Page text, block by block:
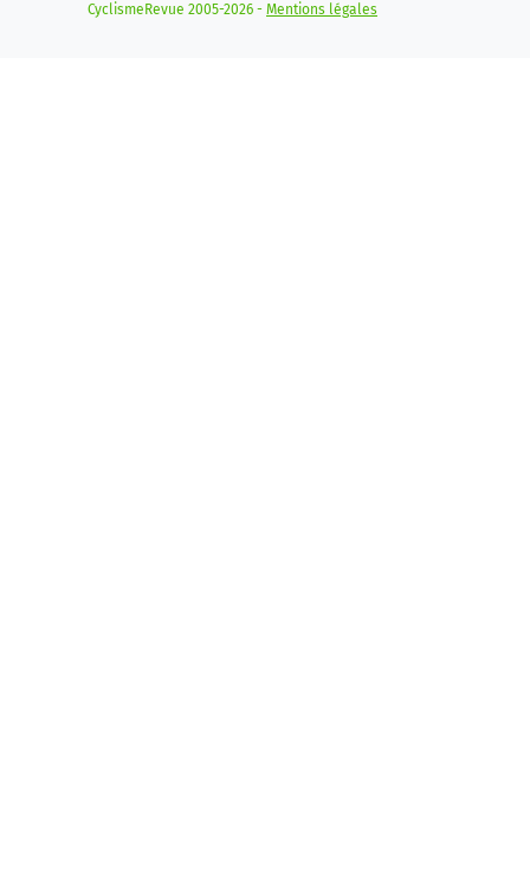
CyclismeRevue 2005-2026 - Mentions légales